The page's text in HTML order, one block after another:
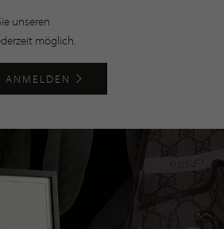
unseren
möglich.
ANMELDEN